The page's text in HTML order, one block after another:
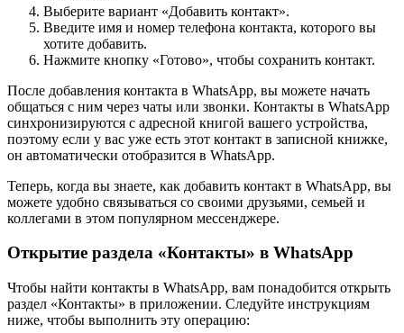
Выберите вариант «Добавить контакт».
Введите имя и номер телефона контакта, которого вы
хотите добавить.
Нажмите кнопку «Готово», чтобы сохранить контакт.
После добавления контакта в WhatsApp, вы можете начать
общаться с ним через чаты или звонки. Контакты в WhatsApp
синхронизируются с адресной книгой вашего устройства,
поэтому если у вас уже есть этот контакт в записной книжке,
он автоматически отобразится в WhatsApp.
Теперь, когда вы знаете, как добавить контакт в WhatsApp, вы
можете удобно связываться со своими друзьями, семьей и
коллегами в этом популярном мессенджере.
Открытие раздела «Контакты» в WhatsApp
Чтобы найти контакты в WhatsApp, вам понадобится открыть
раздел «Контакты» в приложении. Следуйте инструкциям
ниже, чтобы выполнить эту операцию: